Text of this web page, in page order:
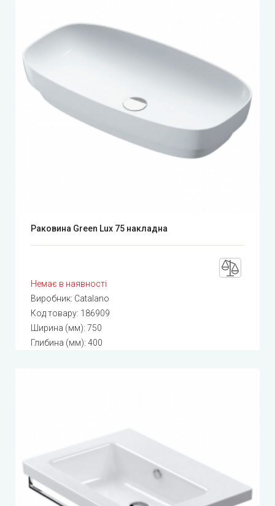
Раковина Green Lux 75 накладна
Немає в наявності
Виробник: Catalano
Код товару: 186909
Ширина (мм): 750
Глибина (мм): 400